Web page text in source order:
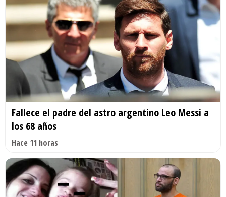
Fallece el padre del astro argentino Leo Messi a
los 68 años
Hace 11 horas